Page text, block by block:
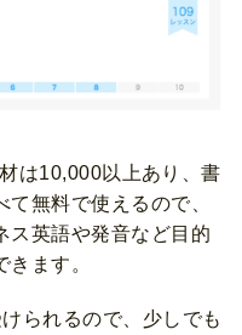
は10,000以上あり、書
無料で使えるので、
ス英語や発音など目的
ます。
られるので、少しでも